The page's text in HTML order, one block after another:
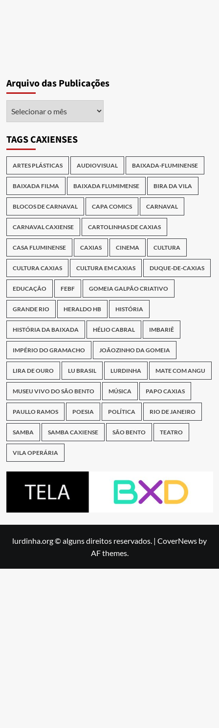
Arquivo das Publicações
TAGS CAXIENSES
ARTES PLÁSTICAS AUDIOVISUAL BAIXADA-FLUMINENSE
BAIXADA FILMA BAIXADA FLUMIMENSE BIRA DA VILA
BLOCOS DE CARNAVAL CAPA COMICS CARNAVAL
CARNAVAL CAXIENSE CARTOLINHAS DE CAXIAS
CASA FLUMINENSE CAXIAS CINEMA CULTURA
CULTURA CAXIAS CULTURA EM CAXIAS DUQUE-DE-CAXIAS
EDUCAÇÃO FEBF GOMEIA GALPÃO CRIATIVO
GRANDE RIO HERALDO HB HISTÓRIA
HISTÓRIA DA BAIXADA HÉLIO CABRAL IMBARIÊ
IMPÉRIO DO GRAMACHO JOÃOZINHO DA GOMEIA
LIRA DE OURO LU BRASIL LURDINHA MATE COM ANGU
MUSEU VIVO DO SÃO BENTO MÚSICA PAPO CAXIAS
PAULLO RAMOS POESIA POLÍTICA RIO DE JANEIRO
SAMBA SAMBA CAXIENSE SÃO BENTO TEATRO
VILA OPERÁRIA
lurdinha.org © alguns direitos reservados. | CoverNews by
AF themes.